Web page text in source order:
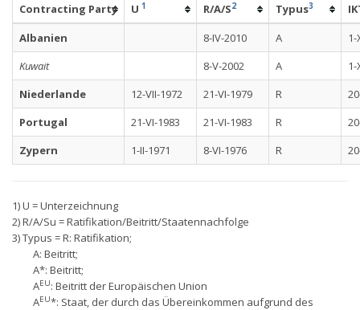
Contracting Party U 1 R/A/S2 Typus3
Albanien
8-IV-2010 A
1-
Kuwait
8-V-2002 A
1-
Niederlande
12-VII-1972 21-VI-1979 R
Portugal
21-VI-1983 21-VI-1983 R
Zypern
1-II-1971 8-VI-1976 R
1) U = Unterzeichnung
2) R/A/Su = Ratifikation/Beitritt/Staatennachfolge
3) Typus = R: Ratifikation;
A: Beitritt;
A*: Beitritt;
AEU: Beitritt der Europäischen Union
AEU*: Staat, der durch das Übereinkommen aufgrund des